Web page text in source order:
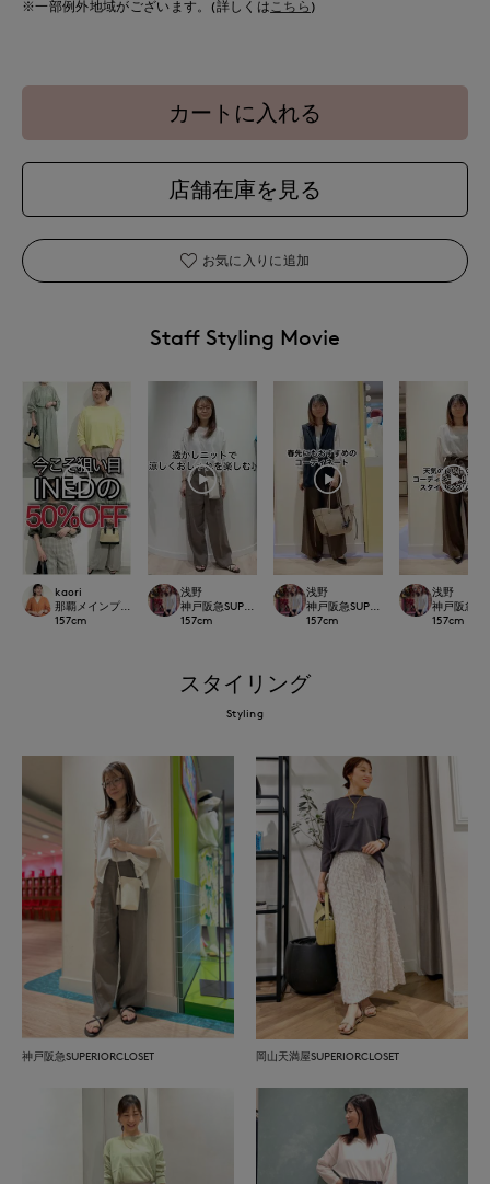
※一部例外地域がございます。(詳しくは こちら )
カートに入れる
店舗在庫を見る
お気に入りに追加
Staff Styling Movie
kaori
那覇メインプレイスI.T.'S.international
157cm
浅野
神戸阪急SUPERIORCLOSET
157cm
浅野
神戸阪急SUPERIORCLOSET
157cm
浅野
神戸阪急
157cm
スタイリング
Styling
神戸阪急SUPERIORCLOSET 岡山天満屋SUPERIORCLOSET